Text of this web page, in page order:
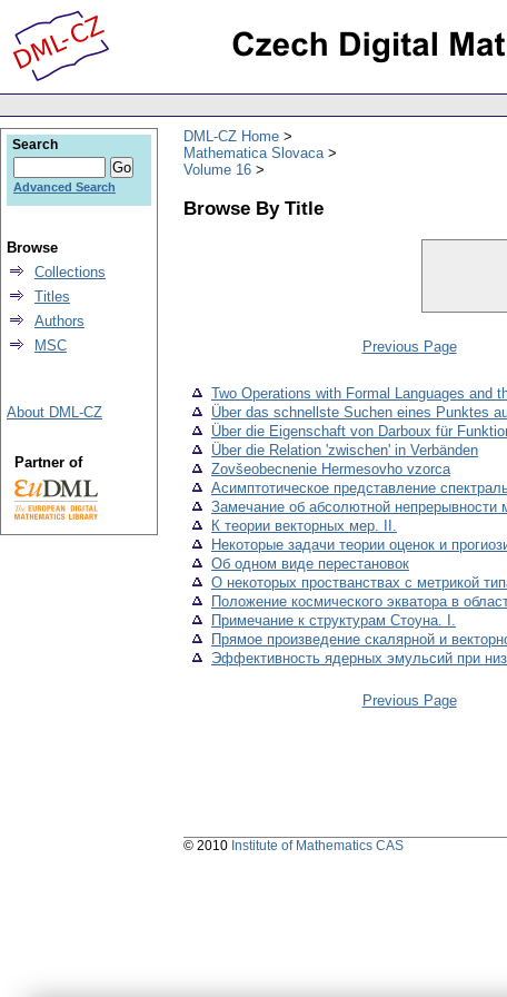
DML-CZ Home
Mathematica Slovaca
Volume 16
Browse By Title
Previous Page
Two Operations with Formal Languages and
Über das schnellste Suchen eines Punktes
Über die Eigenschaft von Darboux für
Über die Relation 'zwischen' in Verbänden
Zovšeobecnenie Hermesovho vzorca
Асимптотическое представление
Замечание об абсолютной непрерывности
К теории векторных мер. II.
Некоторые задачи теории оценок и
Об одном виде перестановок
О некоторых простванствах с метрикой
Положение космического экватора в
Примечание к структурам Стоуна. I.
Прямое произведение скалярной и
Эффективность ядерных эмульсий при
Previous Page
Search
Advanced Search
Browse
Collections
Titles
Authors
MSC
About DML-CZ
Partner of
© 2010 Institute of Mathematics CAS